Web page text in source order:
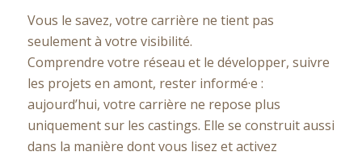
Vous le savez, votre carrière ne tient pas
seulement à votre visibilité.
Comprendre votre réseau et le développer, suivre
les projets en amont, rester informé·e :
aujourd’hui, votre carrière ne repose plus
uniquement sur les castings. Elle se construit aussi
dans la manière dont vous lisez et activez